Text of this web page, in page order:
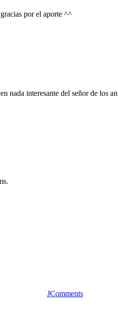
por el aporte ^^
nada interesante del señor de los
JComments